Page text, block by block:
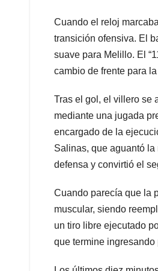
Cuando el reloj
transición ofensiva. El
suave para Melillo. El
cambio de frente para
Tras el gol, el villero se
mediante una jugada
encargado de la
Salinas, que aguantó
defensa y convirtió el
Cuando parecía que la
muscular, siendo
un tiro libre ejecutado
que termine